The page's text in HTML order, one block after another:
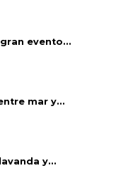
evento...
mar y...
y...